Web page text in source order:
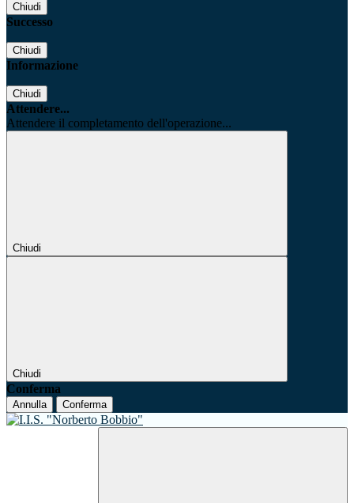
Chiudi
Successo
Chiudi
Informazione
Chiudi
Attendere...
Attendere il completamento dell'operazione...
Chiudi
Chiudi
Conferma
Annulla Conferma